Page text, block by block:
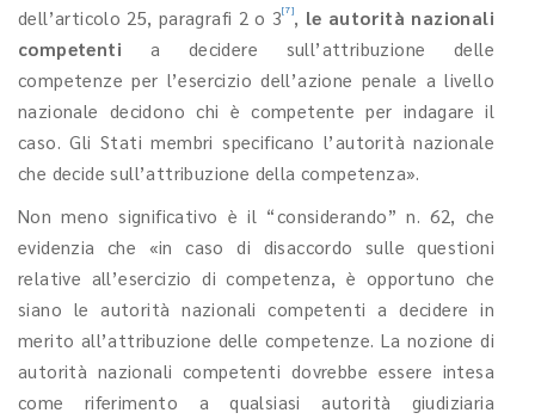
dell’articolo 25, paragrafi 2 o 3[7]
le autorità nazionali
competenti a decidere sull’attribuzione delle
competenze per l’esercizio dell’azione penale a livello
nazionale decidono chi è competente per indagare il
caso. Gli Stati membri specificano l’autorità nazionale
che decide sull’attribuzione della competenza».
Non meno significativo è il “considerando” n. 62, che
evidenzia che «in caso di disaccordo sulle questioni
relative all’esercizio di competenza, è opportuno che
siano le autorità nazionali competenti a decidere in
merito all’attribuzione delle competenze. La nozione di
autorità nazionali competenti dovrebbe essere intesa
come riferimento a qualsiasi autorità giudiziaria